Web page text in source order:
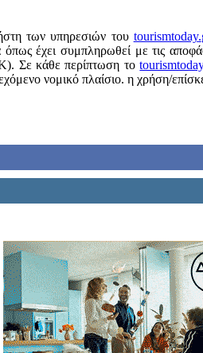
των υπηρεσιών του tourismtoday.
έχει συμπληρωθεί με τις
Σε κάθε περίπτωση το
νομικό πλαίσιο. η χρήση/